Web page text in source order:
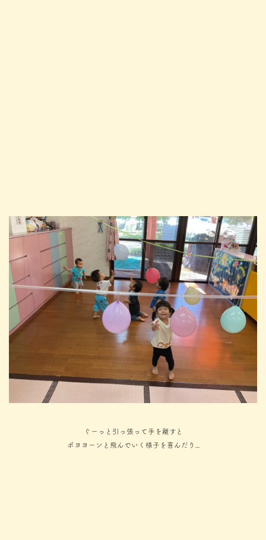
ぐーっと引っ張って手を離すと
ポヨヨーンと飛んでいく様子を喜んだり…